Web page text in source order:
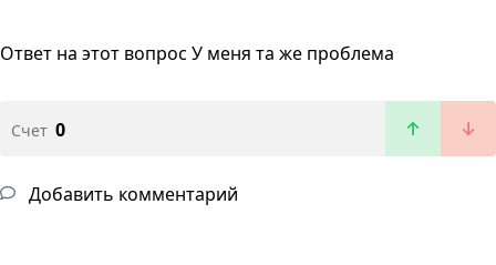
Ответ на этот вопрос У меня та же проблема
Счет 0
Добавить комментарий